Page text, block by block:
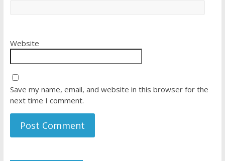
Website
Save my name, email, and website in this browser for the
next time I comment.